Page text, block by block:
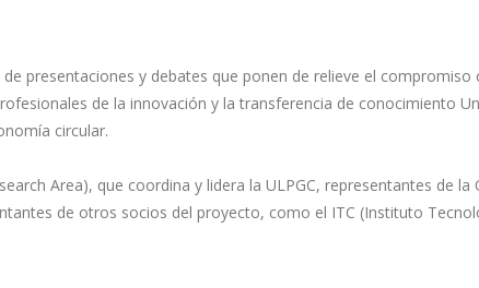
presentaciones y debates que ponen de relieve el compromiso
de la innovación y la transferencia de conocimiento
circular.
Area), que coordina y lidera la ULPGC, representantes de la
de otros socios del proyecto, como el ITC (Instituto